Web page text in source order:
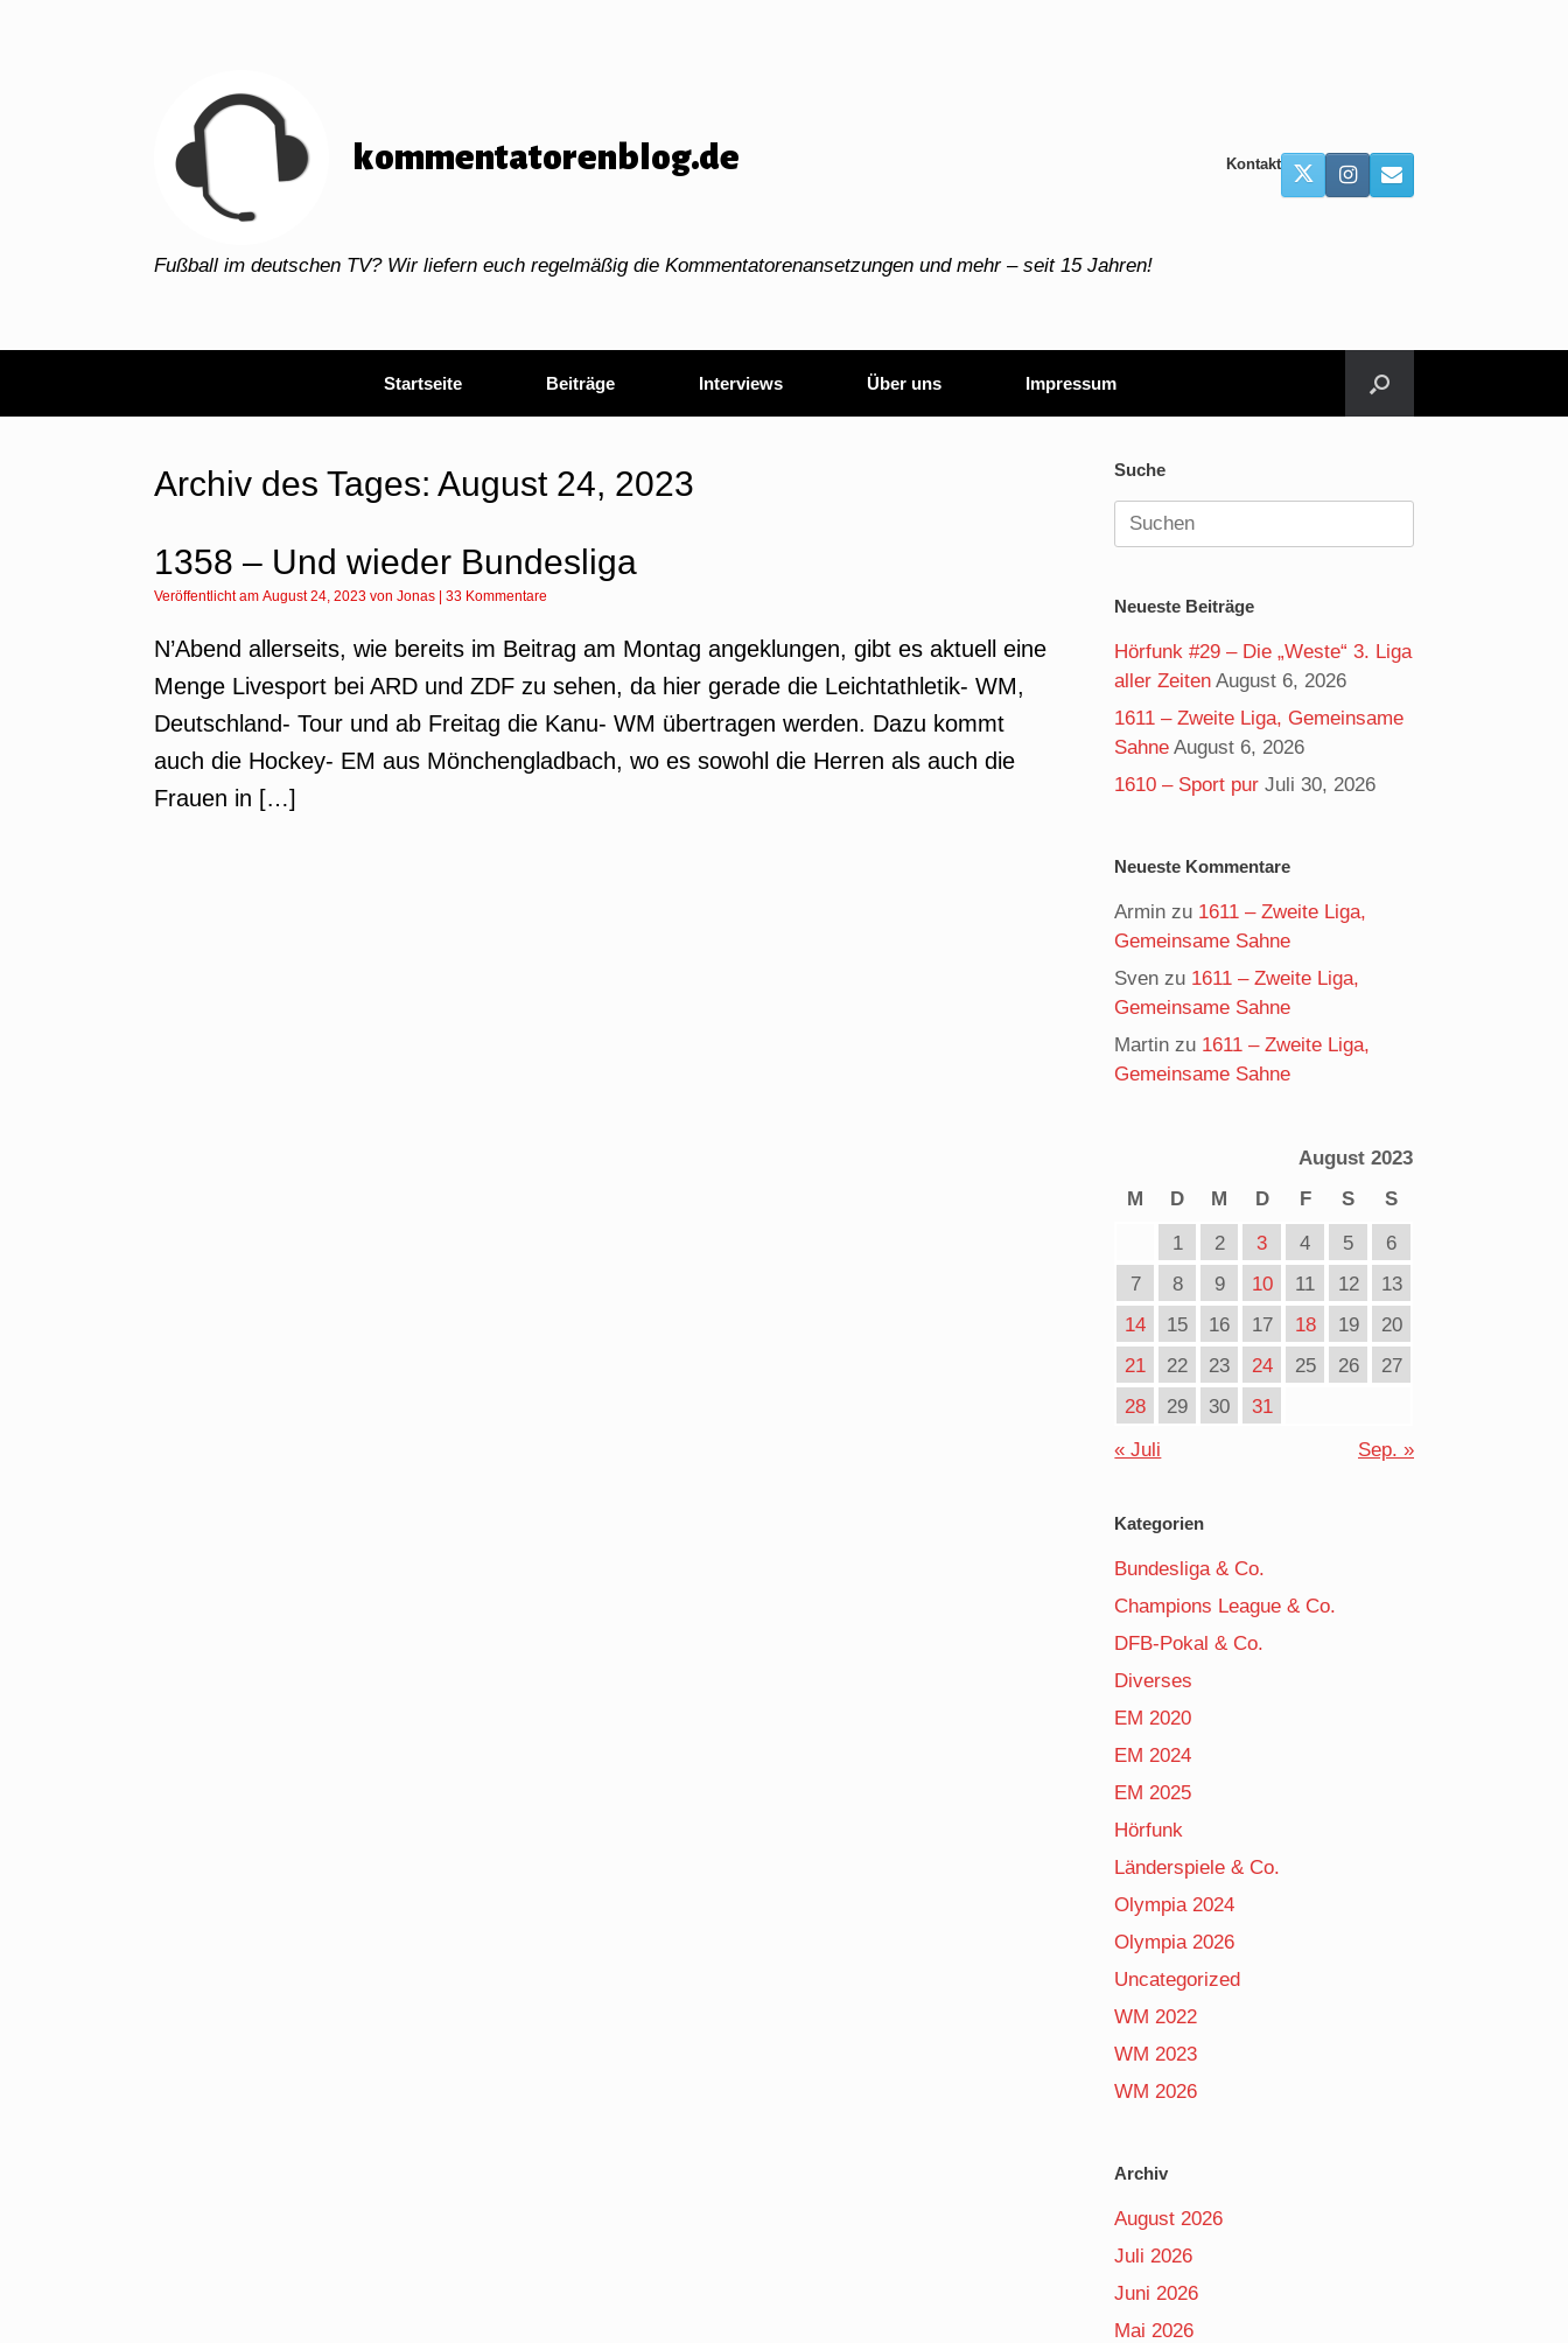
kommentatorenblog.de
Fußball im deutschen TV? Wir liefern euch regelmäßig die Kommentatorenansetzungen und mehr – seit 15 Jahren!
Kontakt
Startseite Beiträge Interviews Über uns Impressum
Archiv des Tages: August 24, 2023
1358 – Und wieder Bundesliga
Veröffentlicht am August 24, 2023 von Jonas 33 Kommentare
N’Abend allerseits, wie bereits im Beitrag am Montag angeklungen, gibt es aktuell eine
Menge Livesport bei ARD und ZDF zu sehen, da hier gerade die Leichtathletik- WM,
Deutschland- Tour und ab Freitag die Kanu- WM übertragen werden. Dazu kommt
auch die Hockey- EM aus Mönchengladbach, wo es sowohl die Herren als auch die
Frauen in […]
Suche
Suchen
nach:
Neueste Beiträge
Hörfunk #29 – Die „Weste“ 3. Liga
aller Zeiten August 6, 2026
1611 – Zweite Liga, Gemeinsame
Sahne August 6, 2026
1610 – Sport pur Juli 30, 2026
Neueste Kommentare
Armin zu 1611 – Zweite Liga,
Gemeinsame Sahne
Sven zu 1611 – Zweite Liga,
Gemeinsame Sahne
Martin zu 1611 – Zweite Liga,
Gemeinsame Sahne
August 2023
M
D M D F S
S
1
2 3 4 5
6
7
8 9 10 11 12
13
14
15 16 17 18 19
20
21
22 23 24 25 26
27
28
29 30
31
« Juli
Sep. »
Kategorien
Bundesliga & Co.
Champions League & Co.
DFB-Pokal & Co.
Diverses
EM 2020
EM 2024
EM 2025
Hörfunk
Länderspiele & Co.
Olympia 2024
Olympia 2026
Uncategorized
WM 2022
WM 2023
WM 2026
Archiv
August 2026
Juli 2026
Juni 2026
Mai 2026